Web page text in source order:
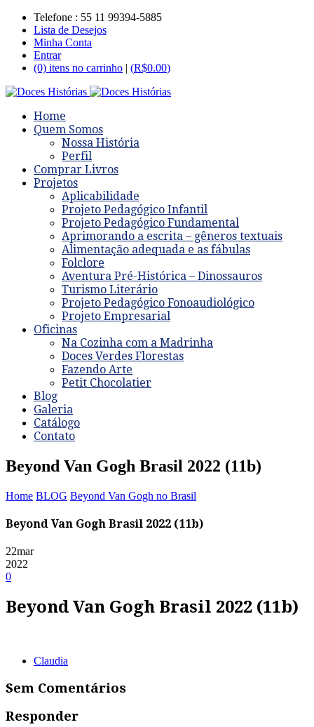
Telefone : 55 11 99394-5885
Lista de Desejos
Minha Conta
Entrar
(0) itens no carrinho | (R$0.00)
Home
Quem Somos
Nossa História
Perfil
Comprar Livros
Projetos
Aplicabilidade
Projeto Pedagógico Infantil
Projeto Pedagógico Fundamental
Aprimorando a escrita – gêneros textuais
Alimentação adequada e as fábulas
Folclore
Aventura Pré-Histórica – Dinossauros
Turismo Literário
Projeto Pedagógico Fonoaudiológico
Projeto Empresarial
Oficinas
Na Cozinha com a Madrinha
Doces Verdes Florestas
Fazendo Arte
Petit Chocolatier
Blog
Galeria
Catálogo
Contato
Beyond Van Gogh Brasil 2022 (11b)
Home BLOG Beyond Van Gogh no Brasil
Beyond Van Gogh Brasil 2022 (11b)
22mar
2022
0
Beyond Van Gogh Brasil 2022 (11b)
Claudia
Sem Comentários
Responder